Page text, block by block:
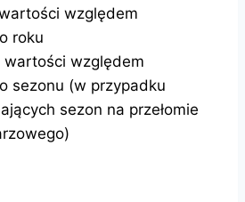
względem
roku
wartości względem
sezonu (w przypadku
sezon na przełomie